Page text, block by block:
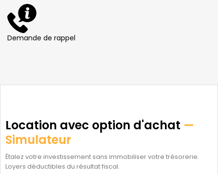
Demande de rappel
Location avec option d'achat —
Simulateur
Étalez votre investissement sans immobiliser votre trésorerie.
Loyers déductibles du résultat fiscal.